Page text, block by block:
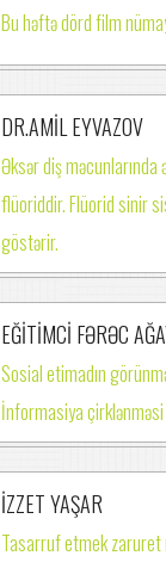
Bu həftə dörd film
DR.AMİL EYVAZOV
Əksər diş məcunlarında
flüoriddir. Flüorid sinir
göstərir.
EĞİTİMCİ FƏRƏC
Sosial etimadın
İnformasiya
İZZET YAŞAR
Tasarruf etmek